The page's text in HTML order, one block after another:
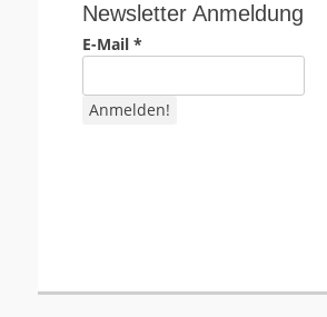
Newsletter Anmeldung
E-Mail *